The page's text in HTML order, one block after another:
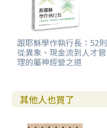
跟耶穌學作執行長：52則
從異象、現金流到人才管
理的屬神經營之道
其他人也買了